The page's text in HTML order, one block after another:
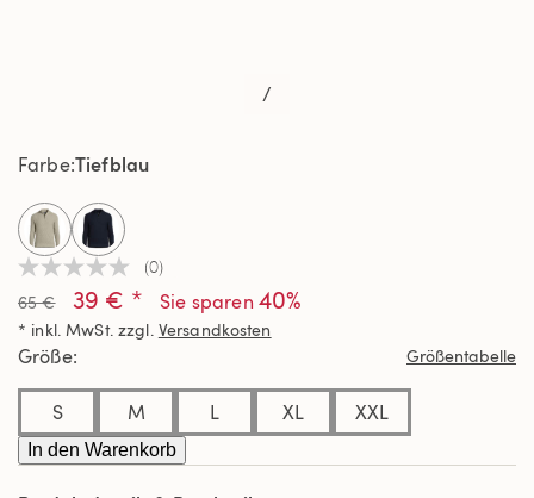
/
Kein
Beurteilungswert
Link
auf
derselben
(0)
65 € 39 € * Sie sparen 40%
* inkl. MwSt. zzgl. Versandkosten
FarbeTiefblau
selected
Größe Größentabelle
S M L XL XXL
In den Warenkorb